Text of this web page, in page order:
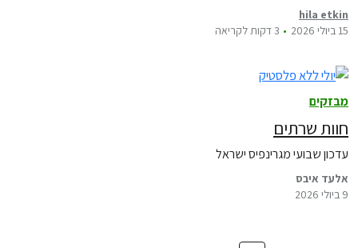
hila etkin
15 ביולי 2026
3 דקות לקריאה
מבזקים
חוות שרתים
עדכון שבועי מגרינפיס ישראל
אלעד איבס
9 ביולי 2026